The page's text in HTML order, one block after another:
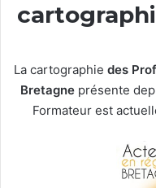
La cartographie des
Bretagne présente
Formateur est